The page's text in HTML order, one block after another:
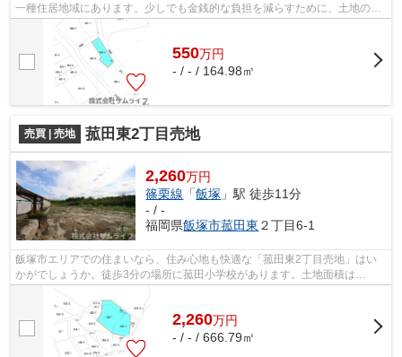
一種住居地域にあります。少しでも金銭的な負担を減らすために、土地の購
入価格は安く抑えましょう。こちらは5...
550万円
- / - / 164.98㎡
売買 | 売地 菰田東2丁目売地
2,260万円
篠栗線 「飯塚 」駅 徒歩11分
- / -
福岡県飯塚市菰田東 ２丁目6-1
飯塚市エリアでの住まいなら、住み心地も快適な「菰田東2丁目売地」はい
かがでしょうか。徒歩3分の場所に菰田小学校があります。土地面積は
666.79㎡(実測)でイチオシ。ゆめタウンまで8...
2,260万円
- / - / 666.79㎡